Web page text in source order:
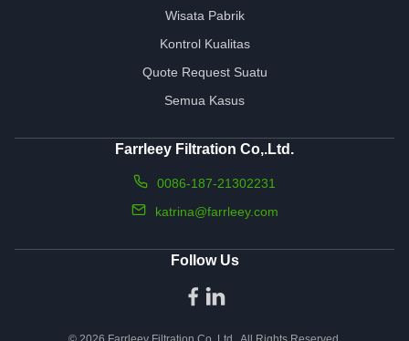
Wisata Pabrik
Kontrol Kualitas
Quote Request Suatu
Semua Kasus
Farrleey Filtration Co,.Ltd.
0086-187-21302231
katrina@farrleey.com
Follow Us